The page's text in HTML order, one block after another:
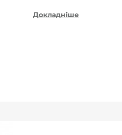
Докладніше